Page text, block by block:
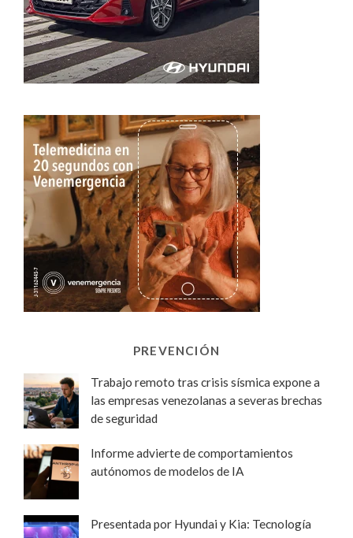
PREVENCIÓN
Trabajo remoto tras crisis sísmica expone a
las empresas venezolanas a severas brechas
de seguridad
Informe advierte de comportamientos
autónomos de modelos de IA
Presentada por Hyundai y Kia: Tecnología